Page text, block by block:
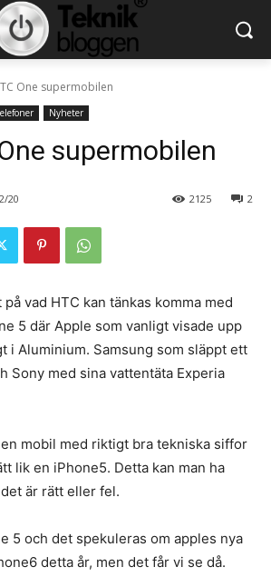
One supermobilen
Nyheter
supermobilen
20 2
2125
vad HTC kan tänkas komma med
5 där Apple som vanligt visade upp
i Aluminium. Samsung som släppt ett
Sony med sina vattentäta Experia
mobil med riktigt bra tekniska siffor
lik en iPhone5. Detta kan man ha
är rätt eller fel.
5 och det spekuleras om apples nya
detta år, men det får vi se då.